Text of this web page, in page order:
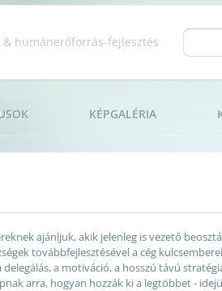
Jump to navigation
humánerőforrás-fejlesztés
ajánljuk, akik jelenleg is vezető
továbbfejlesztésével a cég
a motiváció, a hosszú távú
arra, hogyan hozzák ki a legtöbbet -
KÉPGALÉRIA